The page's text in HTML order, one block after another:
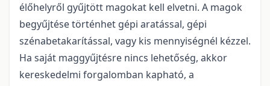
élőhelyről gyűjtött magokat kell elvetni. A magok
begyűjtése történhet gépi aratással, gépi
szénabetakarítással, vagy kis mennyiségnél kézzel.
Ha saját maggyűjtésre nincs lehetőség, akkor
kereskedelmi forgalomban kapható, a